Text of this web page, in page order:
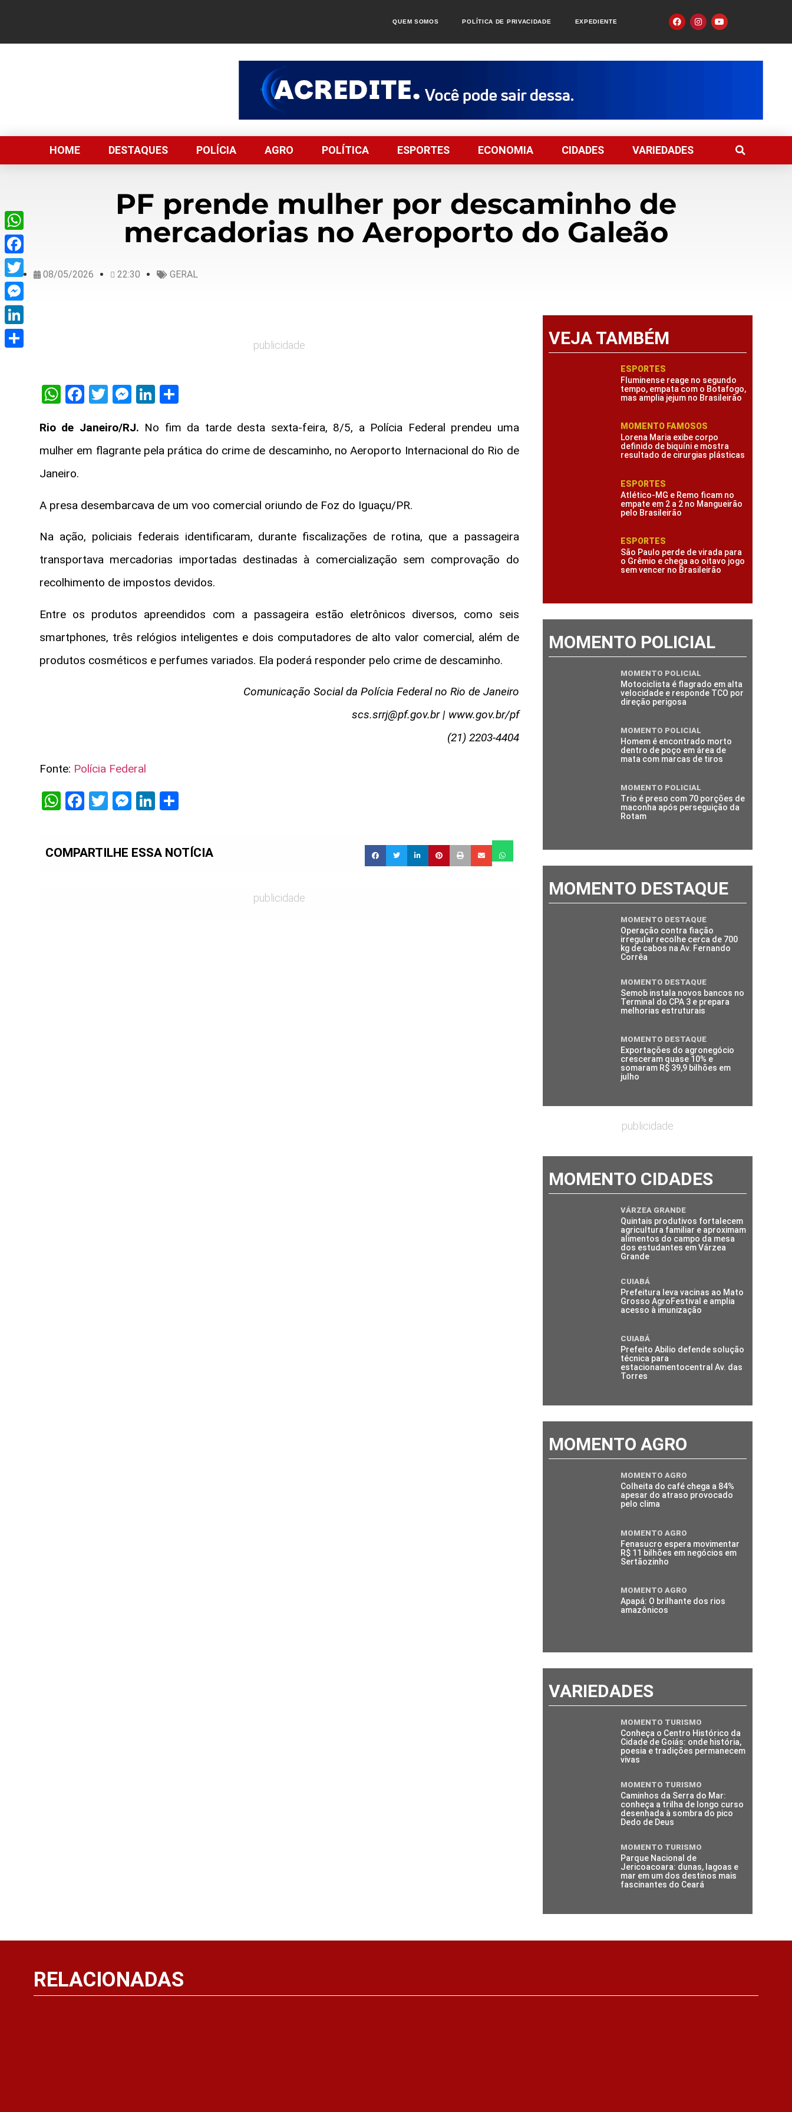
QUEM SOMOS POLÍTICA DE PRIVACIDADE EXPEDIENTE
HOME DESTAQUES POLÍCIA AGRO POLÍTICA ESPORTES ECONOMIA CIDADES VARIEDADES
PF prende mulher por descaminho de
mercadorias no Aeroporto do Galeão
08/05/2026 22:30 GERAL
publicidade
WhatsApp
Facebook
TwitterMessenger
LinkedIn
Rio de Janeiro/RJ. No fim da tarde desta sexta-feira, 8/5, a Polícia Federal prendeu uma
mulher em flagrante pela prática do crime de descaminho, no Aeroporto Internacional do Rio de
Janeiro.
A presa desembarcava de um voo comercial oriundo de Foz do Iguaçu/PR.
Na ação, policiais federais identificaram, durante fiscalizações de rotina, que a passageira
transportava mercadorias importadas destinadas à comercialização sem comprovação do
recolhimento de impostos devidos.
Entre os produtos apreendidos com a passageira estão eletrônicos diversos, como seis
smartphones, três relógios inteligentes e dois computadores de alto valor comercial, além de
produtos cosméticos e perfumes variados. Ela poderá responder pelo crime de descaminho.
Comunicação Social da Polícia Federal no Rio de Janeiro
scs.srrj@pf.gov.br| www.gov.br/pf
(21) 2203-4404
Fonte: Polícia Federal
WhatsApp
Facebook
Twitter
Messenger
LinkedIn
COMPARTILHE ESSA NOTÍCIA
publicidade
VEJA TAMBÉM
ESPORTES
Fluminense reage no segundo
tempo, empata com o Botafogo,
mas amplia jejum no Brasileirão
MOMENTO FAMOSOS
Lorena Maria exibe corpo
definido de biquíni e mostra
resultado de cirurgias plásticas
ESPORTES
Atlético-MG e Remo ficam no
empate em 2 a 2 no Mangueirão
pelo Brasileirão
ESPORTES
São Paulo perde de virada para
o Grêmio e chega ao oitavo jogo
sem vencer no Brasileirão
MOMENTO POLICIAL
MOMENTO POLICIAL
Motociclista é flagrado em alta
velocidade e responde TCO por
direção perigosa
MOMENTO POLICIAL
Homem é encontrado morto
dentro de poço em área de
mata com marcas de tiros
MOMENTO POLICIAL
Trio é preso com 70 porções de
maconha após perseguição da
Rotam
MOMENTO DESTAQUE
MOMENTO DESTAQUE
Operação contra fiação
irregular recolhe cerca de 700
kg de cabos na Av. Fernando
Corrêa
MOMENTO DESTAQUE
Semob instala novos bancos no
Terminal do CPA 3 e prepara
melhorias estruturais
MOMENTO DESTAQUE
Exportações do agronegócio
cresceram quase 10% e
somaram R$ 39,9 bilhões em
julho
publicidade
MOMENTO CIDADES
VÁRZEA GRANDE
Quintais produtivos fortalecem
agricultura familiar e aproximam
alimentos do campo da mesa
dos estudantes em Várzea
Grande
CUIABÁ
Prefeitura leva vacinas ao Mato
Grosso AgroFestival e amplia
acesso à imunização
CUIABÁ
Prefeito Abilio defende solução
técnica para
estacionamentocentral Av. das
Torres
MOMENTO AGRO
MOMENTO AGRO
Colheita do café chega a 84%
apesar do atraso provocado
pelo clima
MOMENTO AGRO
Fenasucro espera movimentar
R$ 11 bilhões em negócios em
Sertãozinho
MOMENTO AGRO
Apapá: O brilhante dos rios
amazônicos
VARIEDADES
MOMENTO TURISMO
Conheça o Centro Histórico da
Cidade de Goiás: onde história,
poesia e tradições permanecem
vivas
MOMENTO TURISMO
Caminhos da Serra do Mar:
conheça a trilha de longo curso
desenhada à sombra do pico
Dedo de Deus
MOMENTO TURISMO
Parque Nacional de
Jericoacoara: dunas, lagoas e
mar em um dos destinos mais
fascinantes do Ceará
RELACIONADAS
WhatsApp
Facebook
Twitter
Messenger
LinkedIn